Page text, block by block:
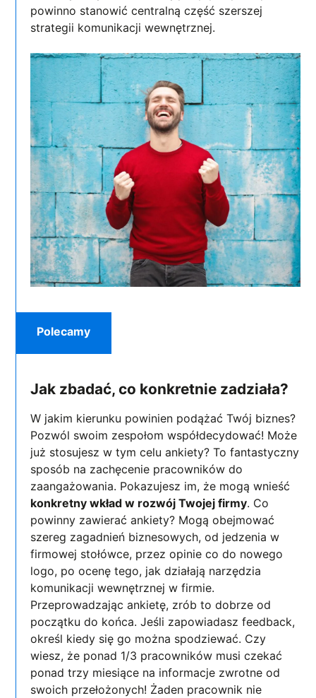
powinno stanowić centralną część szerszej
strategii komunikacji wewnętrznej.
Polecamy
Jak zbadać, co konkretnie zadziała?
W jakim kierunku powinien podążać Twój biznes?
Pozwól swoim zespołom współdecydować! Może
już stosujesz w tym celu ankiety? To fantastyczny
sposób na zachęcenie pracowników do
zaangażowania. Pokazujesz im, że mogą wnieść
konkretny wkład w rozwój Twojej firmy. Co
powinny zawierać ankiety? Mogą obejmować
szereg zagadnień biznesowych, od jedzenia w
firmowej stołówce, przez opinie co do nowego
logo, po ocenę tego, jak działają narzędzia
komunikacji wewnętrznej w firmie.
Przeprowadzając ankietę, zrób to dobrze od
początku do końca. Jeśli zapowiadasz feedback,
określ kiedy się go można spodziewać. Czy
wiesz, że ponad 1/3 pracowników musi czekać
ponad trzy miesiące na informacje zwrotne od
swoich przełożonych! Żaden pracownik nie